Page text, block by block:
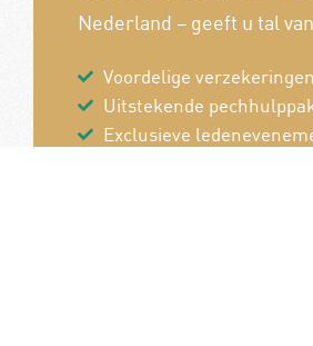
Nederland – geeft u tal
Voordelige verzekeringen
Uitstekende
Exclusieve